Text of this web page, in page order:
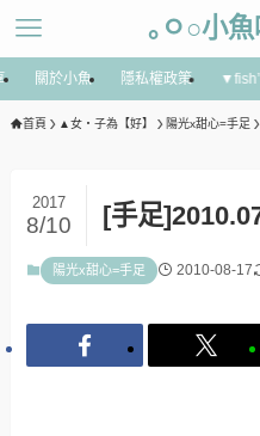
｡ㅇ○小
關於小魚 隱私權政策
首頁 ▲女‧子為【好】 陽光x甜心=手足
[手足
2017
8/10
陽光x甜心=手足 2010-08-17